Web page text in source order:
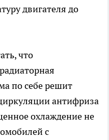
двигателя до
что
по себе решит
антифриза
охлаждение не
с